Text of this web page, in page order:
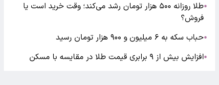
●
طلا روزانه ۵۰۰ هزار تومان رشد می‌کند؛ وقت خرید است یا
فروش؟
●حباب سکه به ۶ میلیون و ۹۰۰ هزار تومان رسید
●افزایش بیش از ۹ برابری قیمت طلا در مقایسه با مسکن